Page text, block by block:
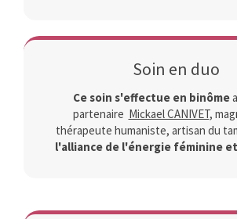
Soin en duo
Ce soin s'effectue en binôme
partenaire Mickael CANIVET,
thérapeute humaniste, artisan du
l'alliance de l'énergie féminine